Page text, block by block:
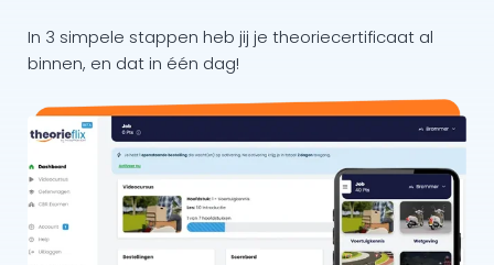
In 3 simpele stappen heb jij je theoriecertificaat al
binnen, en dat in één dag!